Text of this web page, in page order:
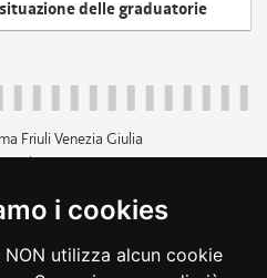
i cookies
NON utilizza alcun cookie
delle graduatorie
Friuli Venezia Giulia
p.iva 00526040324
3771111